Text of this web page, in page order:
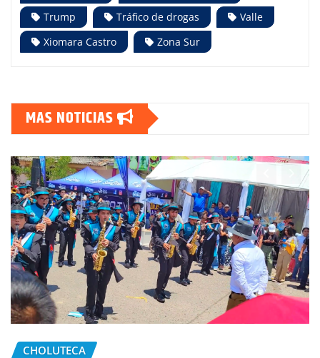
Trump
Tráfico de drogas
Valle
Xiomara Castro
Zona Sur
MAS NOTICIAS
CHOLUTECA